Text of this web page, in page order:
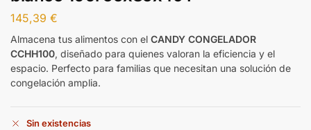
145,39 €
Almacena tus alimentos con el CANDY CONGELADOR
CCHH100, diseñado para quienes valoran la eficiencia y el
espacio. Perfecto para familias que necesitan una solución de
congelación amplia.
Sin existencias